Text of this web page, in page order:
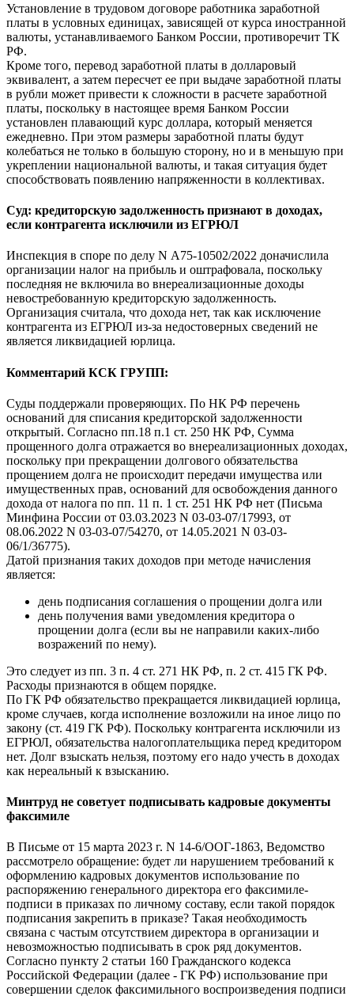
Установление в трудовом договоре работника заработной
платы в условных единицах, зависящей от курса иностранной
валюты, устанавливаемого Банком России, противоречит ТК
РФ.
Кроме того, перевод заработной платы в долларовый
эквивалент, а затем пересчет ее при выдаче заработной платы
в рубли может привести к сложности в расчете заработной
платы, поскольку в настоящее время Банком России
установлен плавающий курс доллара, который меняется
ежедневно. При этом размеры заработной платы будут
колебаться не только в большую сторону, но и в меньшую при
укреплении национальной валюты, и такая ситуация будет
способствовать появлению напряженности в коллективах.
Суд: кредиторскую задолженность признают в доходах,
если контрагента исключили из ЕГРЮЛ
Инспекция в споре по делу N А75-10502/2022 доначислила
организации налог на прибыль и оштрафовала, поскольку
последняя не включила во внереализационные доходы
невостребованную кредиторскую задолженность.
Организация считала, что дохода нет, так как исключение
контрагента из ЕГРЮЛ из-за недостоверных сведений не
является ликвидацией юрлица.
Комментарий КСК ГРУПП:
Суды поддержали проверяющих. По НК РФ перечень
оснований для списания кредиторской задолженности
открытый. Согласно пп.18 п.1 ст. 250 НК РФ, Сумма
прощенного долга отражается во внереализационных доходах,
поскольку при прекращении долгового обязательства
прощением долга не происходит передачи имущества или
имущественных прав, оснований для освобождения данного
дохода от налога по пп. 11 п. 1 ст. 251 НК РФ нет (Письма
Минфина России от 03.03.2023 N 03-03-07/17993, от
08.06.2022 N 03-03-07/54270, от 14.05.2021 N 03-03-
06/1/36775).
Датой признания таких доходов при методе начисления
является:
день подписания соглашения о прощении долга или
день получения вами уведомления кредитора о
прощении долга (если вы не направили каких-либо
возражений по нему).
Это следует из пп. 3 п. 4 ст. 271 НК РФ, п. 2 ст. 415 ГК РФ.
Расходы признаются в общем порядке.
По ГК РФ обязательство прекращается ликвидацией юрлица,
кроме случаев, когда исполнение возложили на иное лицо по
закону (ст. 419 ГК РФ). Поскольку контрагента исключили из
ЕГРЮЛ, обязательства налогоплательщика перед кредитором
нет. Долг взыскать нельзя, поэтому его надо учесть в доходах
как нереальный к взысканию.
Минтруд не советует подписывать кадровые документы
факсимиле
В Письме от 15 марта 2023 г. N 14-6/ООГ-1863, Ведомство
рассмотрело обращение: будет ли нарушением требований к
оформлению кадровых документов использование по
распоряжению генерального директора его факсимиле-
подписи в приказах по личному составу, если такой порядок
подписания закрепить в приказе? Такая необходимость
связана с частым отсутствием директора в организации и
невозможностью подписывать в срок ряд документов.
Согласно пункту 2 статьи 160 Гражданского кодекса
Российской Федерации (далее - ГК РФ) использование при
совершении сделок факсимильного воспроизведения подписи